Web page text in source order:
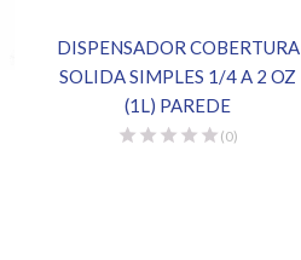
DISPENSADOR COBERTURA
SOLIDA SIMPLES 1/4 A 2 OZ
(1L) PAREDE
(0)